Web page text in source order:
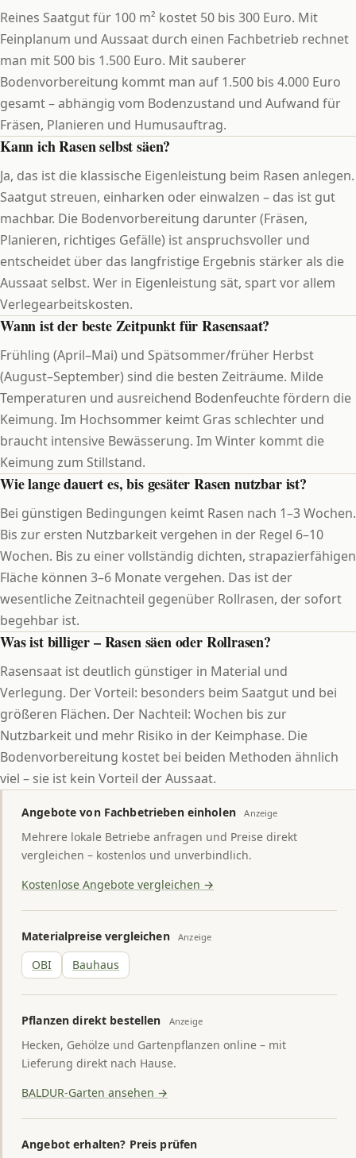
Reines Saatgut für 100 m² kostet 50 bis 300 Euro. Mit
Feinplanum und Aussaat durch einen Fachbetrieb rechnet
man mit 500 bis 1.500 Euro. Mit sauberer
Bodenvorbereitung kommt man auf 1.500 bis 4.000 Euro
gesamt – abhängig vom Bodenzustand und Aufwand für
Fräsen, Planieren und Humusauftrag.
Kann ich Rasen selbst säen?
Ja, das ist die klassische Eigenleistung beim Rasen anlegen.
Saatgut streuen, einharken oder einwalzen – das ist gut
machbar. Die Bodenvorbereitung darunter (Fräsen,
Planieren, richtiges Gefälle) ist anspruchsvoller und
entscheidet über das langfristige Ergebnis stärker als die
Aussaat selbst. Wer in Eigenleistung sät, spart vor allem
Verlegearbeitskosten.
Wann ist der beste Zeitpunkt für Rasensaat?
Frühling (April–Mai) und Spätsommer/früher Herbst
(August–September) sind die besten Zeiträume. Milde
Temperaturen und ausreichend Bodenfeuchte fördern die
Keimung. Im Hochsommer keimt Gras schlechter und
braucht intensive Bewässerung. Im Winter kommt die
Keimung zum Stillstand.
Wie lange dauert es, bis gesäter Rasen nutzbar ist?
Bei günstigen Bedingungen keimt Rasen nach 1–3 Wochen.
Bis zur ersten Nutzbarkeit vergehen in der Regel 6–10
Wochen. Bis zu einer vollständig dichten, strapazierfähigen
Fläche können 3–6 Monate vergehen. Das ist der
wesentliche Zeitnachteil gegenüber Rollrasen, der sofort
begehbar ist.
Was ist billiger – Rasen säen oder Rollrasen?
Rasensaat ist deutlich günstiger in Material und
Verlegung. Der Vorteil: besonders beim Saatgut und bei
größeren Flächen. Der Nachteil: Wochen bis zur
Nutzbarkeit und mehr Risiko in der Keimphase. Die
Bodenvorbereitung kostet bei beiden Methoden ähnlich
viel – sie ist kein Vorteil der Aussaat.
Angebote von Fachbetrieben einholen Anzeige
Mehrere lokale Betriebe anfragen und Preise direkt
vergleichen – kostenlos und unverbindlich.
Kostenlose Angebote vergleichen →
Materialpreise vergleichen Anzeige
OBI Bauhaus
Pflanzen direkt bestellen Anzeige
Hecken, Gehölze und Gartenpflanzen online – mit
Lieferung direkt nach Hause.
BALDUR-Garten ansehen →
Angebot erhalten? Preis prüfen